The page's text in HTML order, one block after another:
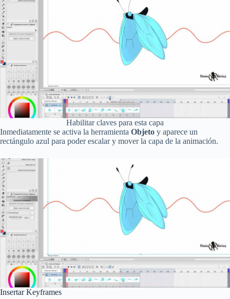
Habilitar claves para esta capa
Inmediatamente se activa la herramienta Objeto y aparece un
rectángulo azul para poder escalar y mover la capa de la animación.
Insertar Keyframes